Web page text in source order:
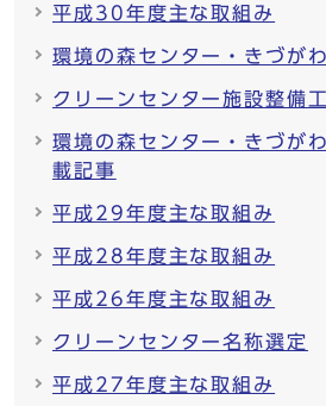
平成30年度主な取組み
環境の森センター・きづが
クリーンセンター施設整備
環境の森センター・きづが
載記事
平成29年度主な取組み
平成28年度主な取組み
平成26年度主な取組み
クリーンセンター名称選定
平成27年度主な取組み